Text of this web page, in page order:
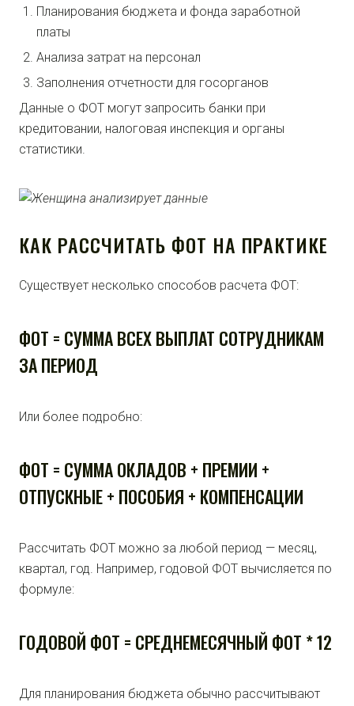
Планирования бюджета и фонда заработной
платы
Анализа затрат на персонал
Заполнения отчетности для госорганов
Данные о ФОТ могут запросить банки при
кредитовании, налоговая инспекция и органы
статистики.
КАК РАССЧИТАТЬ ФОТ НА ПРАКТИКЕ
Существует несколько способов расчета ФОТ:
ФОТ = СУММА ВСЕХ ВЫПЛАТ СОТРУДНИКАМ
ЗА ПЕРИОД
Или более подробно:
ФОТ = СУММА ОКЛАДОВ + ПРЕМИИ +
ОТПУСКНЫЕ + ПОСОБИЯ + КОМПЕНСАЦИИ
Рассчитать ФОТ можно за любой период — месяц,
квартал, год. Например, годовой ФОТ вычисляется по
формуле:
ГОДОВОЙ ФОТ = СРЕДНЕМЕСЯЧНЫЙ ФОТ * 12
Для планирования бюджета обычно рассчитывают